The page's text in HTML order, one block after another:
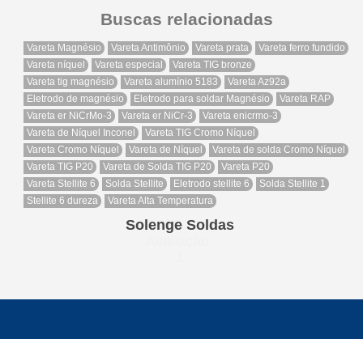
Buscas relacionadas
Vareta Magnésio Vareta Antimônio Vareta prata
Vareta ferro fundido
Vareta níquel
Vareta especial
Vareta TIG bronze
Vareta tig magnésio
Vareta alumínio 5183
Vareta Az92a
Eletrodo de magnésio
Eletrodo para soldar Magnésio
Vareta RAP
Vareta er NiCrMo-3
Vareta er NiCr-3
Vareta enicrmo-3
Vareta de Níquel Inconel
Vareta TIG Cromo Níquel
Vareta Cromo Níquel
Vareta de Níquel
Vareta de solda Cromo Níquel
Vareta TIG P20
Vareta de Solda TIG P20
Vareta P20
Vareta Stellite 6
Solda Stellite Eletrodo stellite 6
Solda Stellite 1
Stellite 6 dureza
Vareta Alta Temperatura
Solenge Soldas